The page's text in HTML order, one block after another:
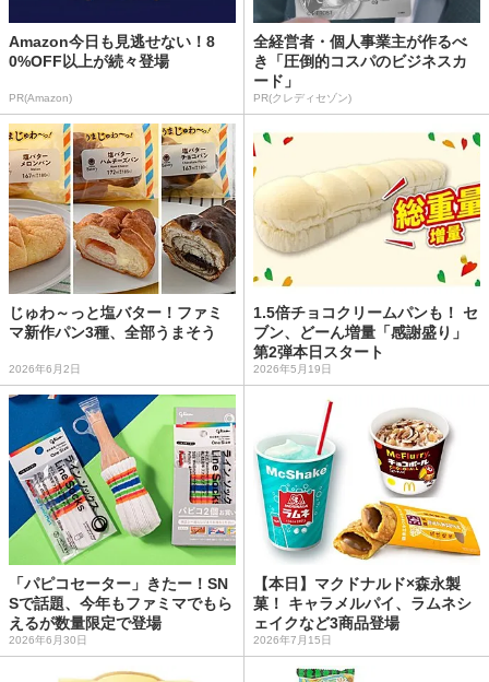
Amazon今日も見逃せない！8
0%OFF以上が続々登場
PR(Amazon)
全経営者・個人事業主が作るべ
き「圧倒的コスパのビジネスカ
ード」
PR(クレディセゾン)
じゅわ～っと塩バター！ファミ
マ新作パン3種、全部うまそう
2026年6月2日
1.5倍チョコクリームパンも！ セ
ブン、どーん増量「感謝盛り」
第2弾本日スタート
2026年5月19日
「パピコセーター」きたー！SN
Sで話題、今年もファミマでもら
えるが数量限定で登場
2026年6月30日
【本日】マクドナルド×森永製
菓！ キャラメルパイ、ラムネシ
ェイクなど3商品登場
2026年7月15日